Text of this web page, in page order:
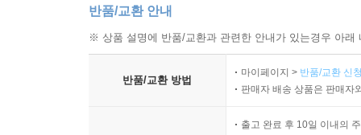
반품/교환 안내
※ 상품 설명에 반품/교환과 관련한 안내가 있는경우 아
반품/교환 방법
마이페이지 > 반품/교환 신
판매자 배송 상품은 판매자
출고 완료 후 10일 이내의